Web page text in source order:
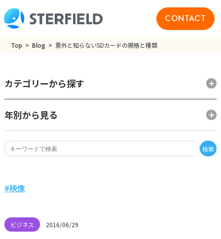
CONTACT
Top Blog 意外と知らないSDカードの規格と種類
検索
カテゴリーから探す
年別から見る
2016/06/29
映像